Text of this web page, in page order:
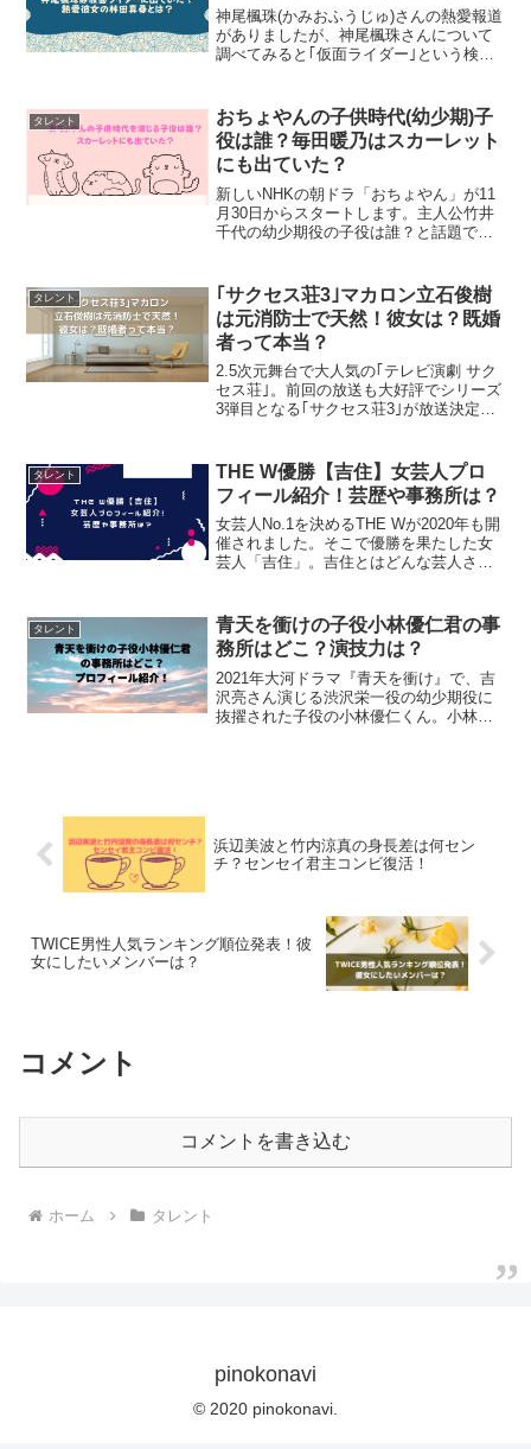
神尾楓珠(かみおふうじゅ)さんの熱愛報道
がありましたが、神尾楓珠さんについて
調べてみると｢仮面ライダー｣という検索
んについて熱愛が発覚した林田真尋さん
についても調査して...
タレント
おちょやんの子供時代(幼少期)子
役は誰？毎田暖乃はスカーレット
にも出ていた？
新しいNHKの朝ドラ「おちょやん」が11
月30日からスタートします。主人公竹井
千代の幼少期役の子役は誰？と話題で
朝ドラ｢スカーレット｣にも出ていた子の
ようですが本当でし...
タレント
｢サクセス荘3｣マカロン立石俊樹
は元消防士で天然！彼女は？既婚
者って本当？
2.5次元舞台で大人気の｢テレビ演劇 サク
セス荘｣。前回の放送も大好評でシリーズ
3弾目となる｢サクセス荘3｣が放送決定と
ん。この記事では、新しくサクセス荘の
住人とな...
タレント
THE W優勝【吉住】女芸人プロ
フィール紹介！芸歴や事務所は？
女芸人No.1を決めるTHE Wが2020年も開
催されました。そこで優勝を果たした女
芸人「吉住」。吉住とはどんな芸人さん
住】プロフィール吉住が「THE W」優勝
#THE...
タレント
青天を衝けの子役小林優仁君の事
務所はどこ？演技力は？
2021年大河ドラマ『青天を衝け』で、吉
沢亮さん演じる渋沢栄一役の幼少期役に
抜擢された子役の小林優仁くん。小林優
浜辺美波と竹内涼真の身長差は何セン
チ？センセイ君主コンビ復活！
TWICE男性人気ランキング順位発表！彼
女にしたいメンバーは？
コメント
コメントを書き込む
ホーム タレント
pinokonavi
© 2020 pinokonavi.